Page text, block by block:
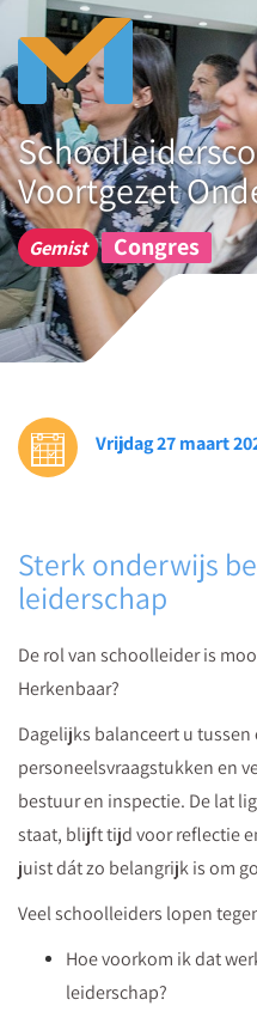
Voortgezet
Gemist Congres
Vrijdag 27 maart
Sterk onderwijs
leiderschap
De rol van schoolleider is
Herkenbaar?
Dagelijks balanceert u
personeelsvraagstukken en
bestuur en inspectie. De lat
staat, blijft tijd voor reflectie
juist dát zo belangrijk is om
Veel schoolleiders lopen
Hoe voorkom ik dat
leiderschap?